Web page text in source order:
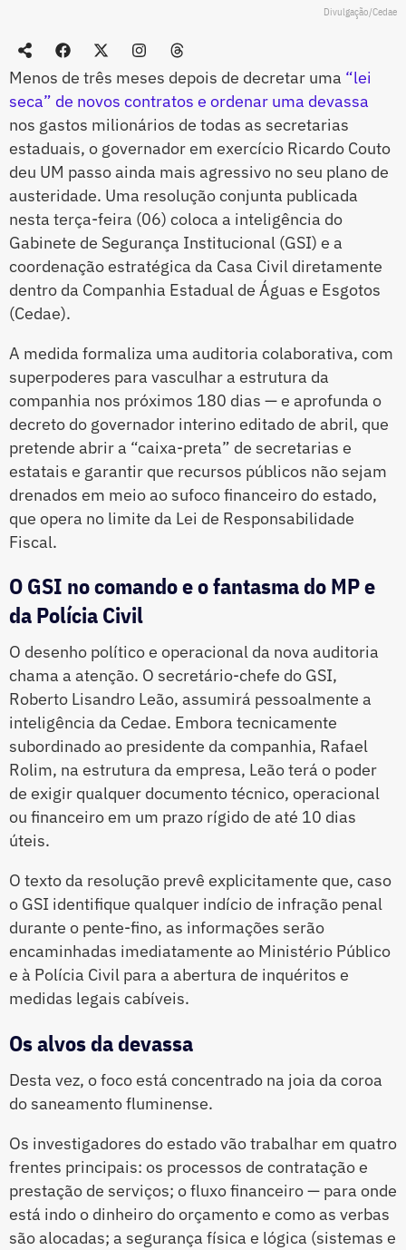
Divulgação/Cedae
Menos de três meses depois de decretar uma “lei
seca” de novos contratos e ordenar uma devassa
nos gastos milionários de todas as secretarias
estaduais, o governador em exercício Ricardo Couto
deu UM passo ainda mais agressivo no seu plano de
austeridade. Uma resolução conjunta publicada
nesta terça-feira (06) coloca a inteligência do
Gabinete de Segurança Institucional (GSI) e a
coordenação estratégica da Casa Civil diretamente
dentro da Companhia Estadual de Águas e Esgotos
(Cedae).
A medida formaliza uma auditoria colaborativa, com
superpoderes para vasculhar a estrutura da
companhia nos próximos 180 dias — e aprofunda o
decreto do governador interino editado de abril, que
pretende abrir a “caixa-preta” de secretarias e
estatais e garantir que recursos públicos não sejam
drenados em meio ao sufoco financeiro do estado,
que opera no limite da Lei de Responsabilidade
Fiscal.
O GSI no comando e o fantasma do MP e
da Polícia Civil
O desenho político e operacional da nova auditoria
chama a atenção. O secretário-chefe do GSI,
Roberto Lisandro Leão, assumirá pessoalmente a
inteligência da Cedae. Embora tecnicamente
subordinado ao presidente da companhia, Rafael
Rolim, na estrutura da empresa, Leão terá o poder
de exigir qualquer documento técnico, operacional
ou financeiro em um prazo rígido de até 10 dias
úteis.
O texto da resolução prevê explicitamente que, caso
o GSI identifique qualquer indício de infração penal
durante o pente-fino, as informações serão
encaminhadas imediatamente ao Ministério Público
e à Polícia Civil para a abertura de inquéritos e
medidas legais cabíveis.
Os alvos da devassa
Desta vez, o foco está concentrado na joia da coroa
do saneamento fluminense.
Os investigadores do estado vão trabalhar em quatro
frentes principais: os processos de contratação e
prestação de serviços; o fluxo financeiro — para onde
está indo o dinheiro do orçamento e como as verbas
são alocadas; a segurança física e lógica (sistemas e